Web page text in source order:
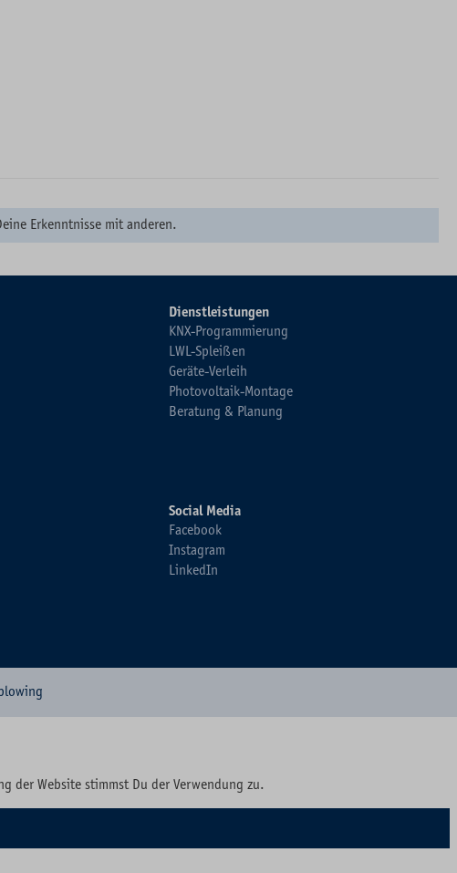
Erkenntnisse mit anderen.
Dienstleistungen
KNX-Programmierung
LWL-Spleißen
Geräte-Verleih
Photovoltaik-Montage
Beratung & Planung
Social Media
Facebook
Instagram
LinkedIn
der Website stimmst Du der Verwendung zu.